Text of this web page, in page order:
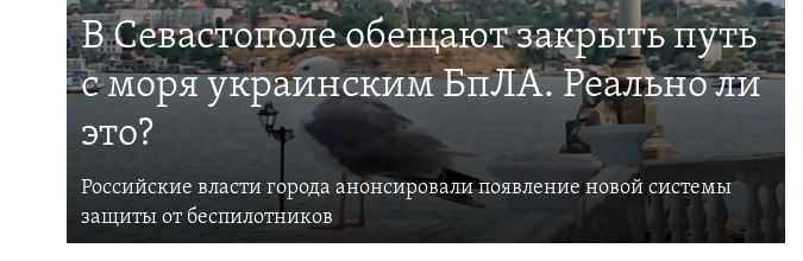
В Севастополе обещают закрыть путь
с моря украинским БпЛА. Реально ли
это?
Российские власти города анонсировали появление новой системы
защиты от беспилотников